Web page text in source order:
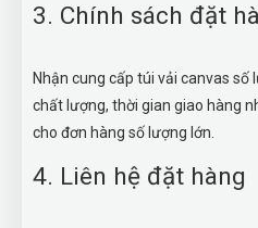
3. Chính sách đặt
Nhận cung cấp túi vải canvas số
chất lượng, thời gian giao hàng
cho đơn hàng số lượng lớn.
4. Liên hệ đặt hàng